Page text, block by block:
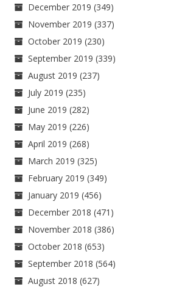
December 2019 (349)
November 2019 (337)
October 2019 (230)
September 2019 (339)
August 2019 (237)
July 2019 (235)
June 2019 (282)
May 2019 (226)
April 2019 (268)
March 2019 (325)
February 2019 (349)
January 2019 (456)
December 2018 (471)
November 2018 (386)
October 2018 (653)
September 2018 (564)
August 2018 (627)